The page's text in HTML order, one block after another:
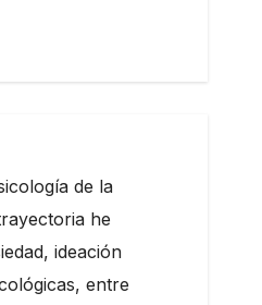
de la
he
ideación
entre